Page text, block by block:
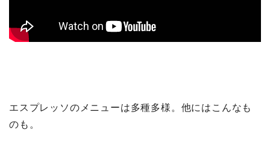
エスプレッソのメニューは多種多様。他にはこんなも
のも。